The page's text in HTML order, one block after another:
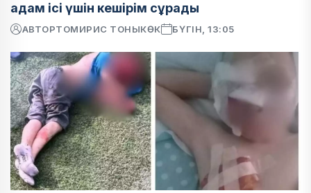
адам ісі үшін кешірім сұрады
АВТОРТОМИРИС ТОНЫКӨК БҮГІН, 13:05